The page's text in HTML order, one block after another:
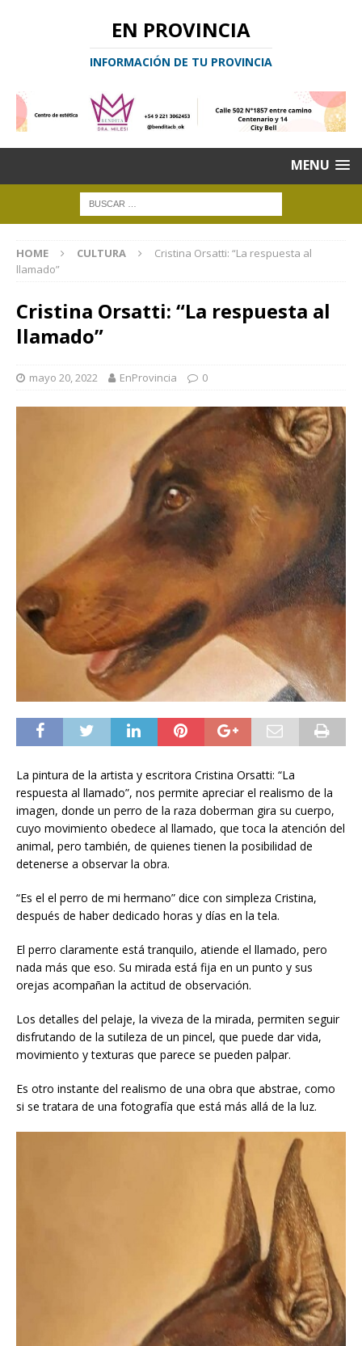
EN PROVINCIA
INFORMACIÓN DE TU PROVINCIA
MENU
HOME CULTURA
Cristina Orsatti: “La respuesta al
llamado”
Cristina Orsatti: “La respuesta al
llamado”
mayo 20, 2022 EnProvincia 0
La pintura de la artista y escritora Cristina Orsatti: “La
respuesta al llamado”, nos permite apreciar el realismo de la
imagen, donde un perro de la raza doberman gira su cuerpo,
cuyo movimiento obedece al llamado, que toca la atención del
animal, pero también, de quienes tienen la posibilidad de
detenerse a observar la obra.
“Es el el perro de mi hermano” dice con simpleza Cristina,
después de haber dedicado horas y días en la tela.
El perro claramente está tranquilo, atiende el llamado, pero
nada más que eso. Su mirada está fija en un punto y sus
orejas acompañan la actitud de observación.
Los detalles del pelaje, la viveza de la mirada, permiten seguir
disfrutando de la sutileza de un pincel, que puede dar vida,
movimiento y texturas que parece se pueden palpar.
Es otro instante del realismo de una obra que abstrae, como
si se tratara de una fotografía que está más allá de la luz.